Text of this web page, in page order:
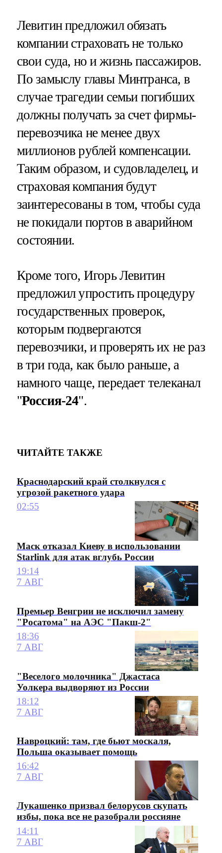
Левитин предложил обязать
компании страховать не только
свои суда, но и жизнь пассажиров.
По замыслу главы Минтранса, в
случае трагедии семьи погибших
должны получать за счет фирмы-
перевозчика не менее двух
миллионов рублей компенсации.
Таким образом, и судовладелец, и
страховая компания будут
заинтересованы в том, чтобы суда
не покидали портов в аварийном
состоянии.
Кроме того, Игорь Левитин
предложил упростить процедуру
государственных проверок,
которым подвергаются
перевозчики, и проверять их не раз
в три года, как было раньше, а
намного чаще, передает телеканал
"Россия-24".
ЧИТАЙТЕ ТАКЖЕ
Краснодарский край столкнулся с
угрозой ракетного удара
02:55
Маск отказал Киеву в использовании
Starlink для атак вглубь России
19:14
7 АВГ
Премьер Венгрии не исключил замену
"Росатома" на АЭС "Пакш-2"
18:36
7 АВГ
"Веселого молочника" Джастаса
Уолкера выдворяют из России
18:12
7 АВГ
Навроцкий: там, где бьют москаля,
Польша оказывает помощь
16:42
7 АВГ
Лукашенко призвал белорусов скупать
избы, пока все не разобрали россияне
14:11
7 АВГ